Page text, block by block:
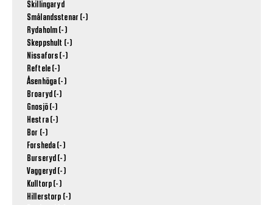
Skillingaryd
Smålandsstenar (-)
Rydaholm (-)
Skeppshult (-)
Nissafors (-)
Reftele (-)
Åsenhöga (-)
Broaryd (-)
Gnosjö (-)
Hestra (-)
Bor (-)
Forsheda (-)
Burseryd (-)
Vaggeryd (-)
Kulltorp (-)
Hillerstorp (-)